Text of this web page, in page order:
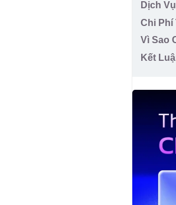
Dịch
Chi Phí
Vì Sao
Kết